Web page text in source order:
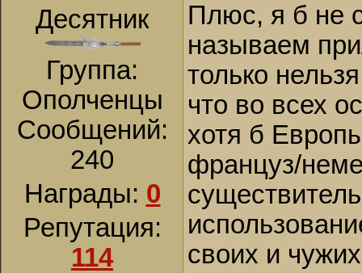
Десятник
Группа:
Ополченцы
Сообщений:
240
Награды: 0
Репутация:
114
Плюс, я б не
называем
только
что во всех
хотя б
француз/
своих и